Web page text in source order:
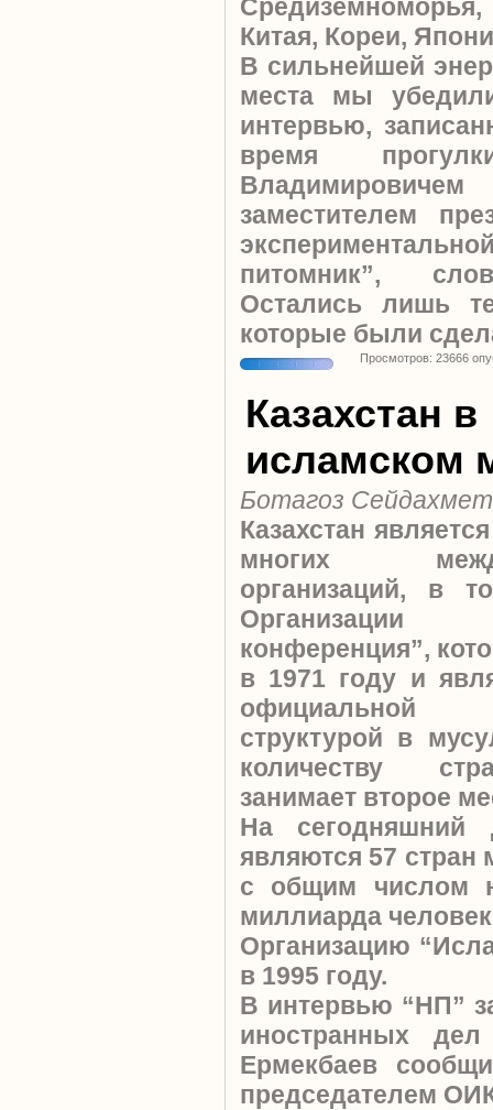
Китая, Кореи,
В сильнейшей
места мы
интервью,
время
заместителем
питомник”,
Остались лишь
которые были
Просмотров: 23666
Казахстан в
исламском
Ботагоз
Казахстан
многих
организаций, в
Организации
конференция”,
в 1971 году и
официальной
структурой в
количеству
занимает второе
На
являются 57 стран
с общим числом
миллиарда
Организацию
в 1995 году.
В интервью “НП”
иностранных дел
Ермекбаев
председателем